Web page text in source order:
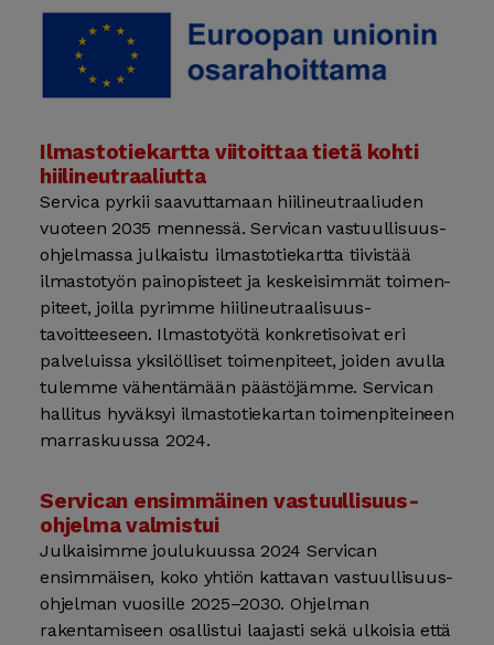
Ilmastotiekartta viitoittaa tietä kohti
hiili­neutraaliutta
Servica pyrkii saavuttamaan hiili­neutraaliuden
vuoteen 2035 mennessä. Servican vastuullisuus­
ohjelmassa julkaistu ilmasto­tie­kartta tiivistää
ilmasto­työn paino­pisteet ja keskeisimmät toimen­
piteet, joilla pyrimme hiili­neutraalisuus­
tavoitteeseen. Ilmasto­työtä konkretisoivat eri
palveluissa yksilölliset toimen­piteet, joiden avulla
tulemme vähentämään päästöjämme. Servican
hallitus hyväksyi ilmasto­tie­kartan toimen­piteineen
marras­kuussa 2024.
Servican ensimmäinen vastuullisuus­
ohjelma valmistui
Julkaisimme joulukuussa 2024 Servican
ensimmäisen, koko yhtiön kattavan vastuullisuus­
ohjelman vuosille 2025–2030. Ohjelman
rakentamiseen osallistui laajasti sekä ulkoisia että